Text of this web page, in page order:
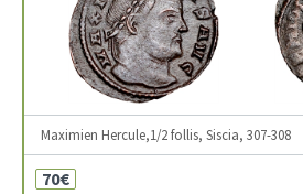
Maximien Hercule,1/2 follis, Siscia, 307-308
70€